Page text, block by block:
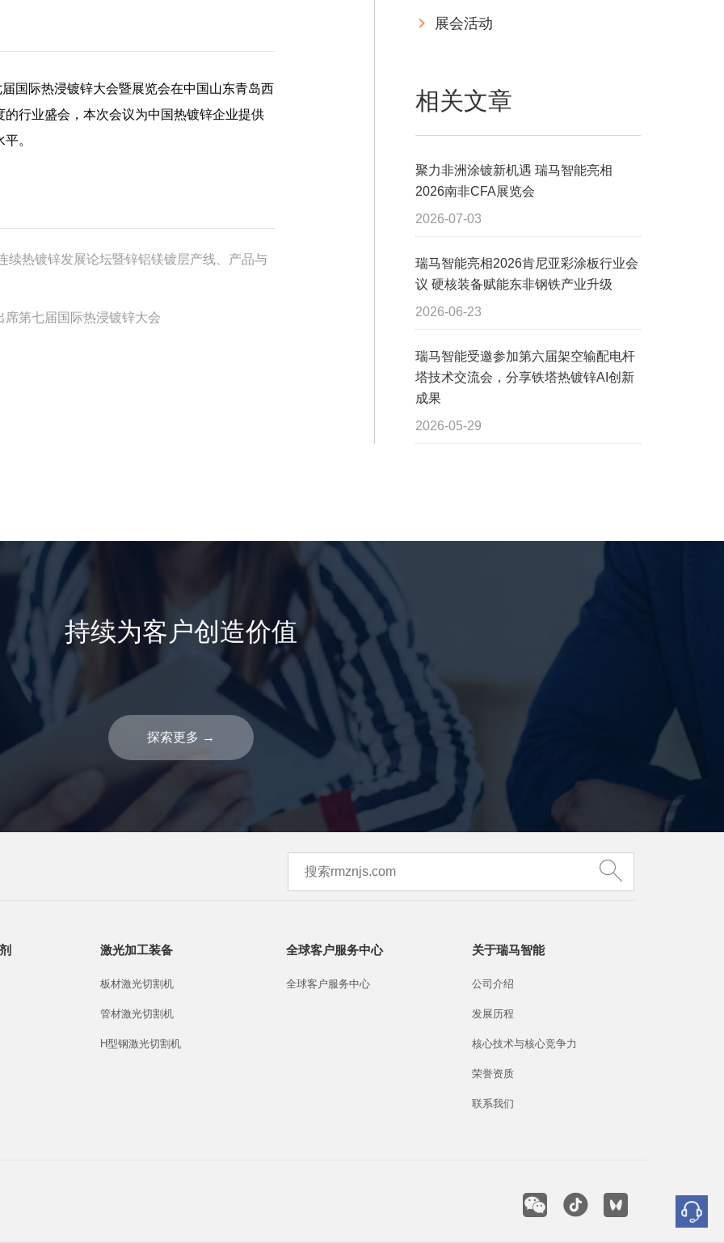
国际热浸镀锌大会暨展览会在中国山东青岛西
行业盛会，本次会议为中国热镀锌企业提供
。
续热镀锌发展论坛暨锌铝镁镀层产线、产品与
第七届国际热浸镀锌大会
展会活动
相关文章
聚力非洲涂镀新机遇 瑞马智能亮相
2026南非CFA展览会
2026-07-03
瑞马智能亮相2026肯尼亚彩涂板行业会
议 硬核装备赋能东非钢铁产业升级
2026-06-23
瑞马智能受邀参加第六届架空输配电杆
塔技术交流会，分享铁塔热镀锌AI创新
成果
2026-05-29
持续为客户创造价值
探索更多 →
激光加工装备
板材激光切割机
管材激光切割机
H型钢激光切割机
全球客户服务中心
全球客户服务中心
关于瑞马智能
公司介绍
发展历程
核心技术与核心竞争力
荣誉资质
联系我们